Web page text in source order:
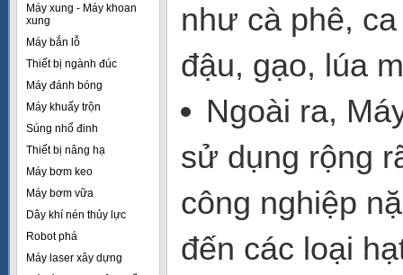
Máy xung - Máy khoan
xung
Máy bắn lỗ
Thiết bị ngành đúc
Máy đánh bóng
Máy khuấy trộn
Súng nhổ đinh
Thiết bị nâng hạ
Máy bơm keo
Máy bơm vữa
Dây khí nén thủy lực
Robot phá
Máy laser xây dựng
như cà phê,
đậu, gạo, lúa
Ngoài ra,
sử dụng rộng
công nghiệp
đến các loại